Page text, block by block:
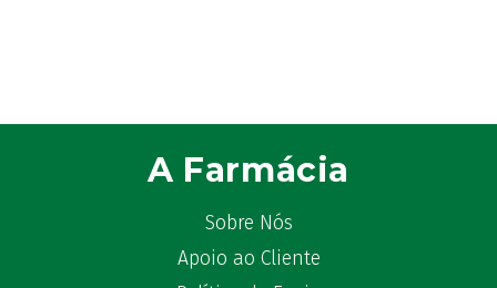
A Farmácia
Sobre Nós
Apoio ao Cliente